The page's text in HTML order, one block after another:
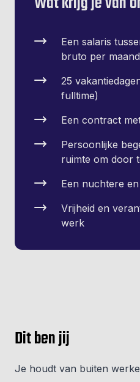
Een salaris
bruto per
25
fulltime)
Een contract
Persoonlijke
ruimte om door
Een nuchtere
Vrijheid en
werk
Dit ben jij
Je houdt van buiten